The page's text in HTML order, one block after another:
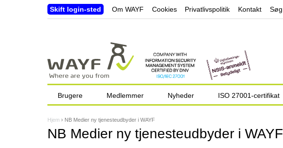
Skift login-sted Om WAYF Cookies Privatlivspolitik Kontakt Søg
D
u
Hjem › NB Medier ny tjenesteudbyder i WAYF
NB Medier ny tjenesteudbyder i WAYF
Brugere Medlemmer Nyheder ISO 27001-certifikat